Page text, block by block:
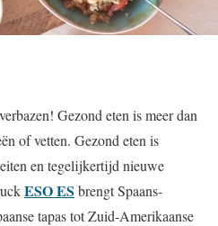
Gezond eten is meer dan
of vetten. Gezond eten is
en tegelijkertijd nieuwe
ESO ES brengt Spaans-
tapas tot Zuid-Amerikaanse